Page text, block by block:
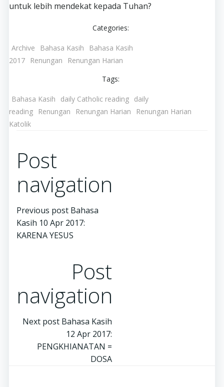
untuk lebih mendekat kepada Tuhan?
Categories:
Archive Bahasa Kasih
Bahasa Kasih
2017
Renungan
Renungan Harian
Tags:
Bahasa Kasih daily Catholic reading daily
reading
Renungan Renungan Harian
Renungan Harian
Katolik
Post
navigation
Previous post Bahasa
Kasih 10 Apr 2017:
KARENA YESUS
Post
navigation
Next post Bahasa Kasih
12 Apr 2017:
PENGKHIANATAN =
DOSA